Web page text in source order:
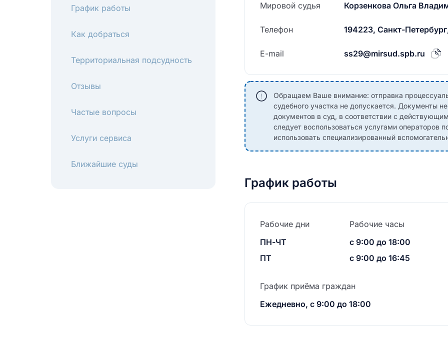
График работы
Как добраться
Территориальная подсудность
Отзывы
Частые вопросы
Услуги сервиса
Ближайшие суды
Мировой судья Корзенкова Ольга
Телефон 194223, Санкт-
E-mail ss29@mirsud.spb.ru
Обращаем Ваше внимание: отправка
судебного участка не допускается. Документы
документов в суд, в соответствии с
следует воспользоваться услугами операторов
использовать специализированный
График работы
Рабочие дни
ПН-ЧТ
ПТ
Рабочие часы
с 9:00 до 18:00
с 9:00 до 16:45
График приёма граждан
Ежедневно, с 9:00 до 18:00